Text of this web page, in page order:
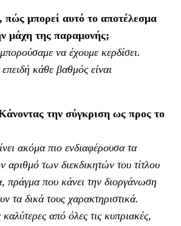
μπορεί αυτό το αποτέλεσμα
μάχη της παραμονής;
να έχουμε κερδίσει.
κάθε βαθμός είναι
την σύγκριση ως προς το
ακόμα πιο ενδιαφέρουσα τα
αριθμό των διεκδικητών του τίτλου
πράγμα που κάνει την διοργάνωση
τα δικά τους χαρακτηριστικά.
από όλες τις κυπριακές,